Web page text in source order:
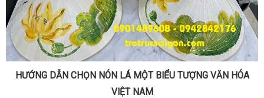
HƯỚNG DẪN CHỌN NÓN LÁ MỘT BIỂU TƯỢNG VĂN HÓA
VIỆT NAM